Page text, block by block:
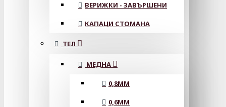
ВЕРИЖКИ - ЗАВЪРШЕНИ
КАПАЦИ СТОМАНА
ТЕЛ
МЕДНА
0,8MM
0,6MM